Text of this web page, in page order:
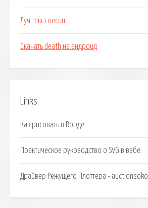
Луч текст песни
Скачать death на андроид
Links
Как рисовать в Ворде.
Практическое руководство о SVG в вебе.
Драйвер Режущего Плоттера - auctionsokol.